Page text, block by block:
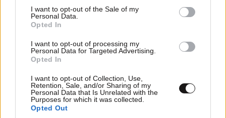
consent section.
I want to opt-out of the Sale of my
Personal Data.
Opted In
I want to opt-out of processing my
Personal Data for Targeted Advertising.
Opted In
I want to opt-out of Collection, Use,
Retention, Sale, and/or Sharing of my
Personal Data that Is Unrelated with the
Purposes for which it was collected.
Opted Out